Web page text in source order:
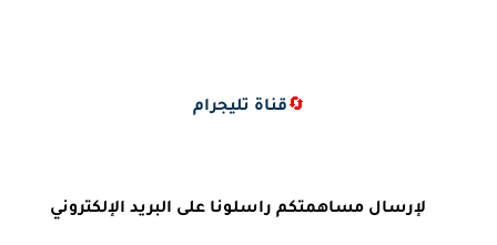
🔄قناة تليجرام
لإرسال مساهمتكم راسلونا على البريد الإلكتروني